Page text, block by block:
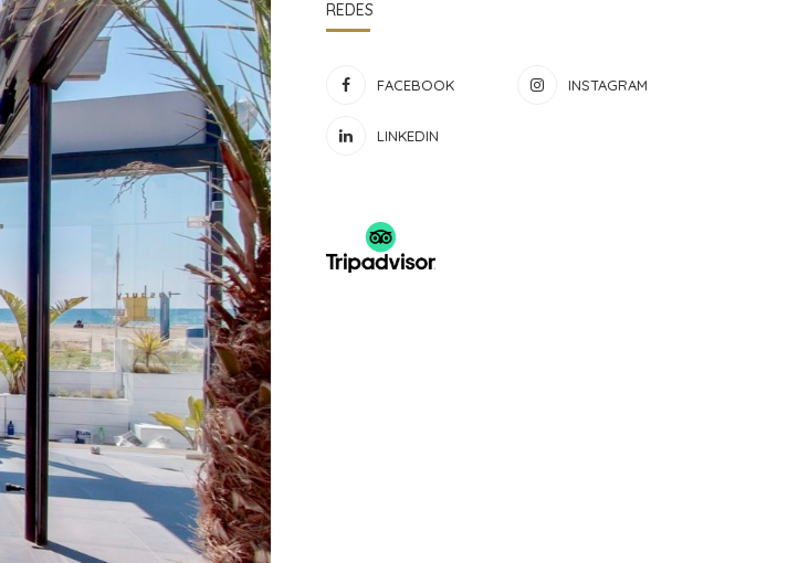
REDES
FACEBOOK INSTAGRAM
LINKEDIN